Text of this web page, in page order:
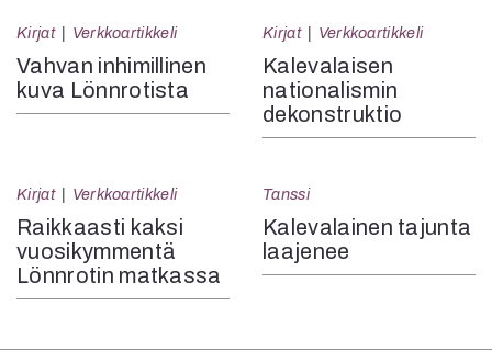
Kirjat Verkkoartikkeli
Vahvan inhimillinen
kuva Lönnrotista
Kirjat Verkkoartikkeli
Kalevalaisen
nationalismin
dekonstruktio
Kirjat Verkkoartikkeli
Raikkaasti kaksi
vuosikymmentä
Lönnrotin matkassa
Tanssi
Kalevalainen tajunta
laajenee